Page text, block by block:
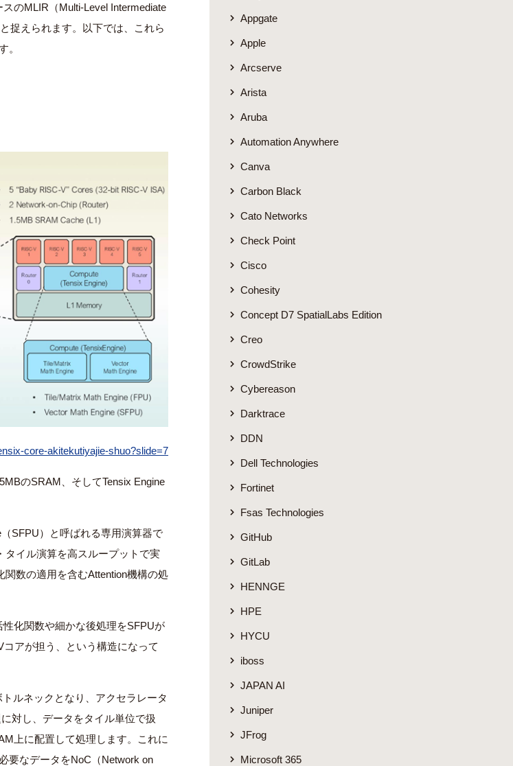
のMLIR（Multi-Level Intermediate
捉えられます。以下では、これら
。
core-akitekutiyajie-shuo?slide=7
のSRAM 、そしてTensix Engine
（SFPU）と呼ばれる専用演算器で
タイル演算を高スループットで実
関数の適用を含むAttention機構の処
性化関数や細かな後処理をSFPUが
コアが担う、という構造になって
ルネックとなり、アクセラレータ
対し、データをタイル単位で扱
上に配置して処理します。これに
要なデータをNoC （Network on
Appgate
Apple
Arcserve
Arista
Aruba
Automation Anywhere
Canva
Carbon Black
Cato Networks
Check Point
Cisco
Cohesity
Concept D7 SpatialLabs Edition
Creo
CrowdStrike
Cybereason
Darktrace
DDN
Dell Technologies
Fortinet
Fsas Technologies
GitHub
GitLab
HENNGE
HPE
HYCU
iboss
JAPAN AI
Juniper
JFrog
Microsoft 365